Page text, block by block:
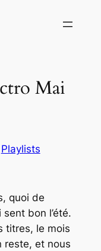
Mai
Playlists
quoi de
bon l’été.
titres, le mois
reste, et nous